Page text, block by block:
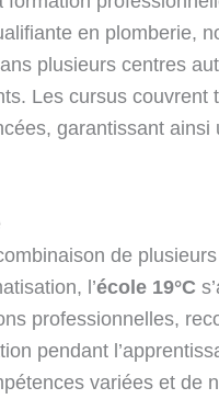
en plomberie,
plusieurs centres
Les cursus
garantissant
de
l’école 19°C
professionnelles,
pendant
variées et de